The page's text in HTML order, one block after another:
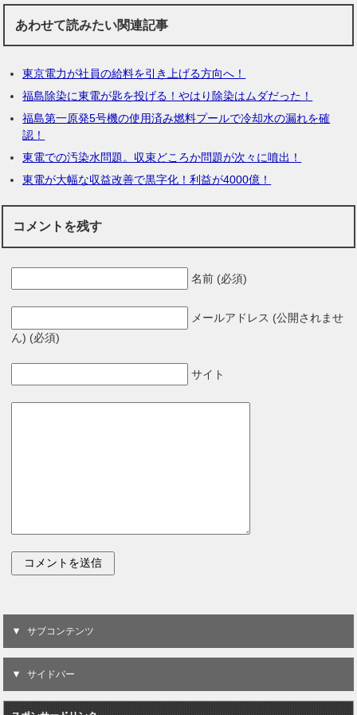
あわせて読みたい関連記事
東京電力が社員の給料を引き上げる方向へ！
福島除染に東電が匙を投げる！やはり除染はムダだった！
福島第一原発5号機の使用済み燃料プールで冷却水の漏れを確
認！
東電での汚染水問題。収束どころか問題が次々に噴出！
東電が大幅な収益改善で黒字化！利益が4000億！
コメントを残す
名前 (必須)
メールアドレス (公開されませ
ん) (必須)
サイト
サブコンテンツ
サイドバー